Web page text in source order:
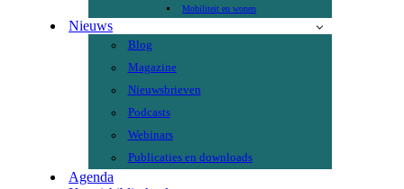
Mobiliteit en wonen
Nieuws
Blog
Magazine
Nieuwsbrieven
Podcasts
Webinars
Publicaties en downloads
Agenda